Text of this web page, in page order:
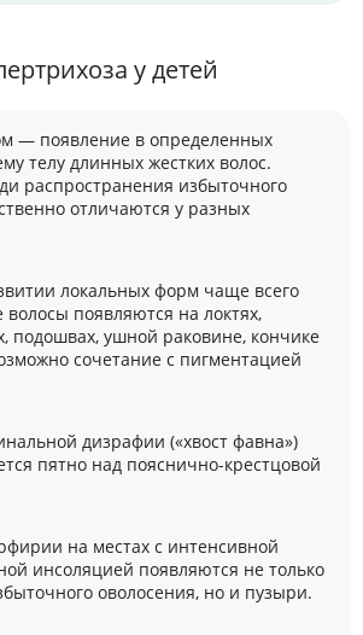
у детей
— появление в определенных
телу длинных жестких волос.
распространения избыточного
отличаются у разных
локальных форм чаще всего
появляются на локтях,
подошвах, ушной раковине, кончике
сочетание с пигментацией
дизрафии («хвост фавна»)
пятно над пояснично-крестцовой
на местах с интенсивной
инсоляцией появляются не только
оволосения, но и пузыри.